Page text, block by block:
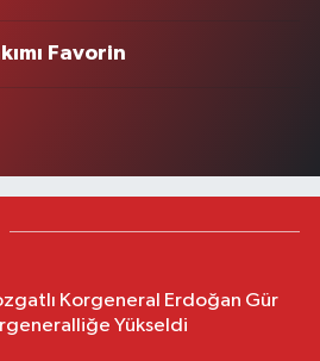
Favorin
Korgeneral Erdoğan Gür
Yükseldi